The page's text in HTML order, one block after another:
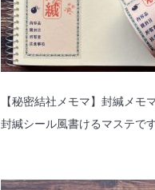
【秘密結社メモマ】封緘メモ
封緘シール風書けるマステで